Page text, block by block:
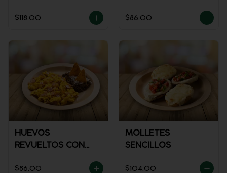
$118.00 $86.00
HUEVOS
REVUELTOS CON
$86.00
MOLLETES
SENCILLOS
$104.00